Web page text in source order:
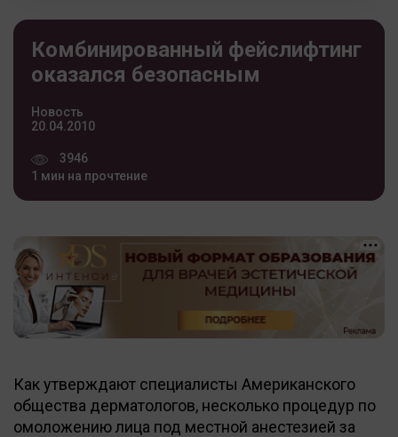
Комбинированный фейслифтинг
оказался безопасным
Новость
20.04.2010
3946
1 мин на прочтение
Как утверждают специалисты Американского
общества дерматологов, несколько процедур по
омоложению лица под местной анестезией за